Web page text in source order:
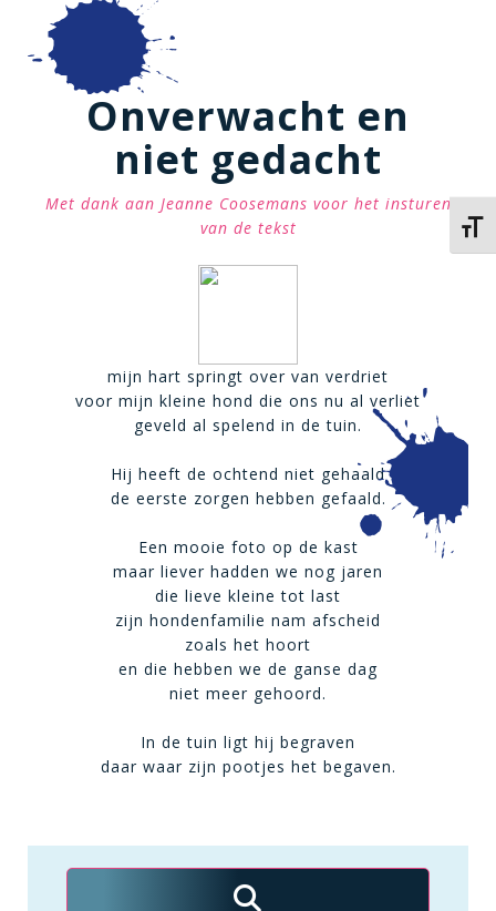
Onverwacht en
niet gedacht
Met dank aan Jeanne Coosemans voor het insturen
van de tekst
mijn hart springt over van verdriet
voor mijn kleine hond die ons nu al verliet
geveld al spelend in de tuin.
Hij heeft de ochtend niet gehaald
de eerste zorgen hebben gefaald.
Een mooie foto op de kast
maar liever hadden we nog jaren
die lieve kleine tot last
zijn hondenfamilie nam afscheid
zoals het hoort
en die hebben we de ganse dag
niet meer gehoord.
In de tuin ligt hij begraven
daar waar zijn pootjes het begaven.